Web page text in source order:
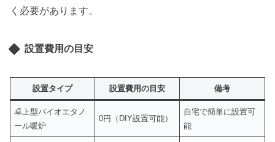
く必要があります。
設置費用の目安
設置タイプ 設置費用の目安 備考
卓上型バイオエタノ
ール暖炉
0円（DIY設置可能）
自宅で簡単に設置可
能